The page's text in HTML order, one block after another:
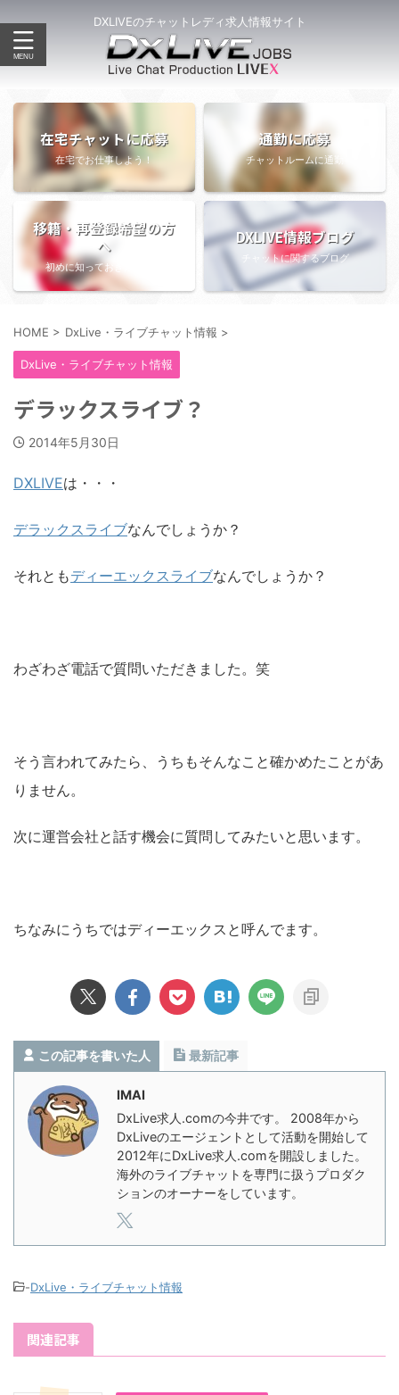
DXLIVEのチャットレディ求人情報サイト
在宅チャットに応募
在宅でお仕事しよう！
通勤に応募
チャットルームに通勤
移籍・再登録希望の方
へ
初めに知っておきたい情報
DXLIVE情報ブログ
チャットに関するブログ
HOME > DxLive・ライブチャット情報 >
DxLive・ライブチャット情報
デラックスライブ？
2014年5月30日
DXLIVEは・・・
デラックスライブなんでしょうか？
それともディーエックスライブなんでしょうか？
わざわざ電話で質問いただきました。笑
そう言われてみたら、うちもそんなこと確かめたことがあ
りません。
次に運営会社と話す機会に質問してみたいと思います。
ちなみにうちではディーエックスと呼んでます。
この記事を書いた人 最新記事
IMAI
DxLive求人.comの今井です。 2008年から
DxLiveのエージェントとして活動を開始して
2012年にDxLive求人.comを開設しました。
海外のライブチャットを専門に扱うプロダク
ションのオーナーをしています。
-DxLive・ライブチャット情報
関連記事